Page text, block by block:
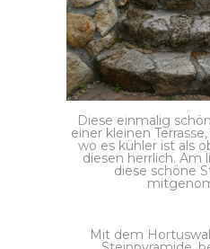
Diese einmalig
einer kleinen
wo es kühler ist als
diesen herrlich. Am
diese schöne
Mit dem